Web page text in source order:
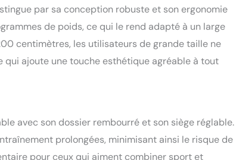
ET STABLE: Design élégant avec roulettes de
facile. Les patins de nivellement
du home trainer sur tout type de sol.
par sa conception robuste et son ergonomie
de poids, ce qui le rend adapté à un large
centimètres, les utilisateurs de grande taille ne
qui ajoute une touche esthétique agréable à tout
avec son dossier rembourré et son siège réglable.
prolongées, minimisant ainsi le risque de
pour ceux qui aiment combiner sport et